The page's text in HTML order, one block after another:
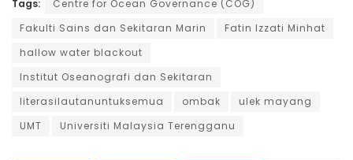
Tags:
Centre for Ocean Governance (COG)
Fakulti Sains dan Sekitaran Marin
Fatin Izzati Minhat
hallow water blackout
Institut Oseanografi dan Sekitaran
literasilautanuntuksemua
ombak
ulek mayang
UMT
Universiti Malaysia Terengganu